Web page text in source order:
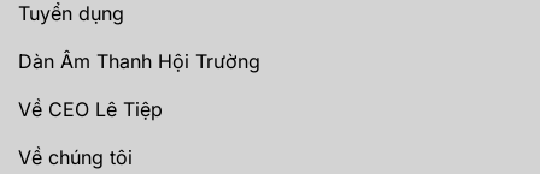
Tuyển dụng
Dàn Âm Thanh Hội Trường
Về CEO Lê Tiệp
Về chúng tôi